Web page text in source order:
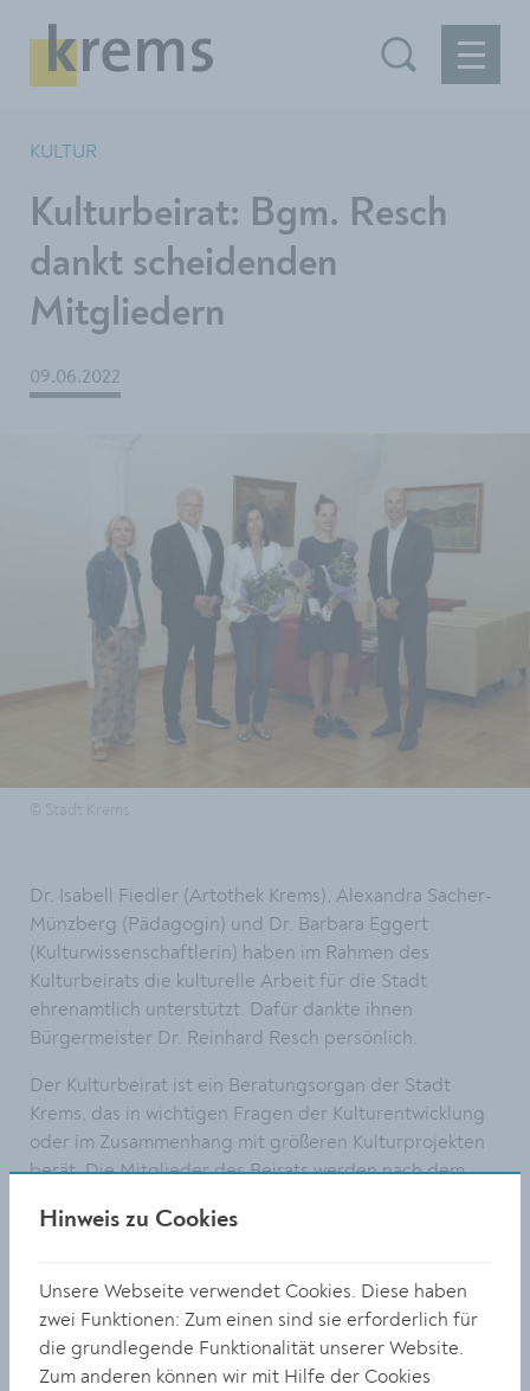
KULTUR
Kulturbeirat: Bgm. Resch
dankt scheidenden
Mitgliedern
09.06.2022
Dr. Isabell Fiedler (Artothek Krems), Alexandra Sacher-
Münzberg (Pädagogin) und Dr. Barbara Eggert
(Kulturwissenschaftlerin) haben im Rahmen des
Kulturbeirats die kulturelle Arbeit für die Stadt
ehrenamtlich unterstützt. Dafür dankte ihnen
Bürgermeister Dr. Reinhard Resch persönlich.
Der Kulturbeirat ist ein Beratungsorgan der Stadt
Krems, das in wichtigen Fragen der Kulturentwicklung
oder im Zusammenhang mit größeren Kulturprojekten
berät. Die Mitglieder des Beirats werden nach dem
repräsentieren in ihrer Zusammensetzung das Kunst-
Beirats ist der Bürgermeister der Stadt Krems. Die
Funktion als Mitglied des Kulturbeirats ist ein
Ehrenamt, die Mitglieder sind an keine Weisungen
oder Aufträge gebunden.
Hinweis zu Cookies
Unsere Webseite verwendet Cookies. Diese haben
zwei Funktionen: Zum einen sind sie erforderlich für
die grundlegende Funktionalität unserer Website.
Zum anderen können wir mit Hilfe der Cookies